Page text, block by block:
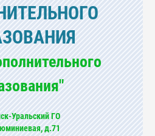
Уральский ГО
д.71